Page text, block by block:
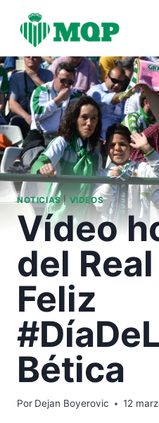
contenido
NOTICIAS | VIDEOS
Vídeo
del
Feliz
Bética
Por Dejan Boyerovic 12